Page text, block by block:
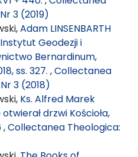
3 (2019)
Adam LINSENBARTH
Geodezji i
Bernardinum,
ss. 327. ,Collectanea
3 (2018)
Ks. Alfred Marek
otwierał drzwi Kościoła,
,Collectanea Theologica: